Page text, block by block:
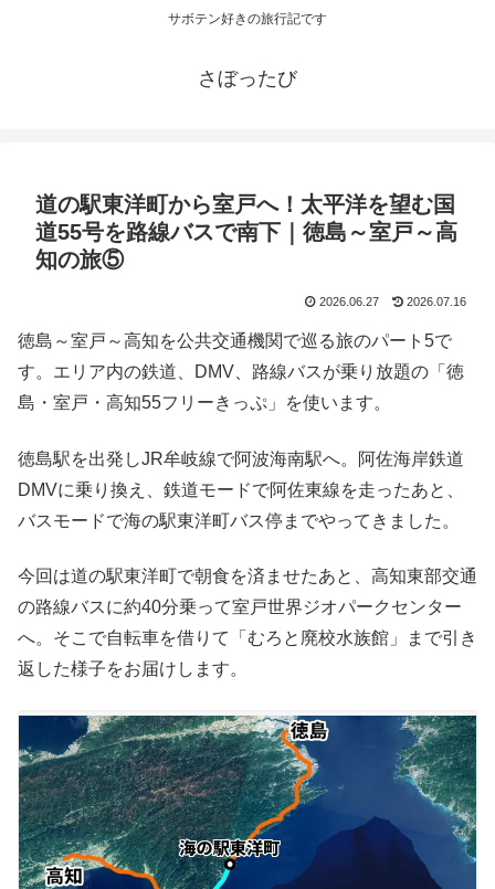
サボテン好きの旅行記です
さぼったび
道の駅東洋町から室戸へ！太平洋を望む国
道55号を路線バスで南下｜徳島～室戸～高
知の旅⑤
2026.06.27 2026.07.16
徳島～室戸～高知を公共交通機関で巡る旅のパート5で
す。エリア内の鉄道、DMV、路線バスが乗り放題の「徳
島・室戸・高知55フリーきっぷ」を使います。
徳島駅を出発しJR牟岐線で阿波海南駅へ。阿佐海岸鉄道
DMVに乗り換え、鉄道モードで阿佐東線を走ったあと、
バスモードで海の駅東洋町バス停までやってきました。
今回は道の駅東洋町で朝食を済ませたあと、高知東部交通
の路線バスに約40分乗って室戸世界ジオパークセンター
へ。そこで自転車を借りて「むろと廃校水族館」まで引き
返した様子をお届けします。